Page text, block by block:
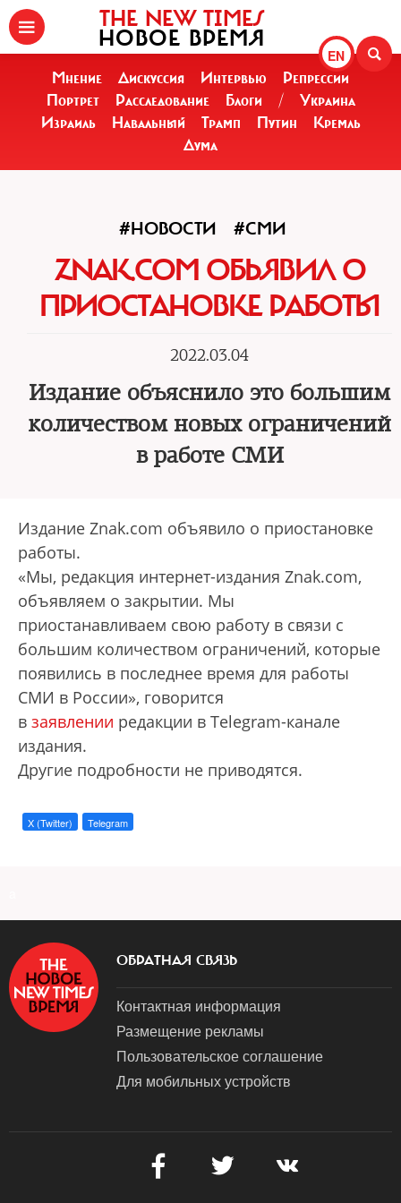
EN
THE NEW TIMES
НОВОЕ ВРЕМЯ
Мнение Дискуссия Интервью
Репрессии
Портрет
Расследование Блоги /
Украина
Израиль
Навальный Трамп Путин
Кремль
Дума
#НОВОСТИ #СМИ
ZNAK.COM ОБЬЯВИЛ О
ПРИОСТАНОВКЕ РАБОТЫ
2022.03.04
Издание объяснило это большим
количеством новых ограничений
в работе СМИ
Издание Znak.com объявило о приостановке
работы.
«Мы, редакция интернет-издания Znak.com,
объявляем о закрытии. Мы
приостанавливаем свою работу в связи с
большим количеством ограничений, которые
появились в последнее время для работы
СМИ в России», говорится
в заявлении редакции в Telegram-канале
издания.
Другие подробности не приводятся.
X (Twitter) Telegram
ОБРАТНАЯ СВЯЗЬ
Контактная информация
Размещение рекламы
Пользовательское соглашение
Для мобильных устройств